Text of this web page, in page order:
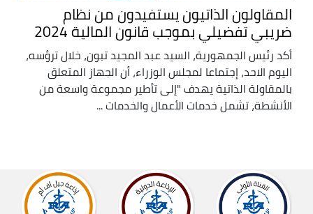
المقاولون الذاتيون يستفيدون من نظام
ضريبي تفضيلي بموجب قانون المالية 2024
أكد رئيس الجمهورية، السيد عبد المجيد تبون، خلال ترؤسه،
اليوم الاحد، إجتماعا لمجلس الوزراء، أن الجهاز المتعلق
بالمقاولة الذاتية يهدف "إلى تأطير مجموعة واسعة من
الأنشطة، تشمل خدمات الأعمال والخدمات ...